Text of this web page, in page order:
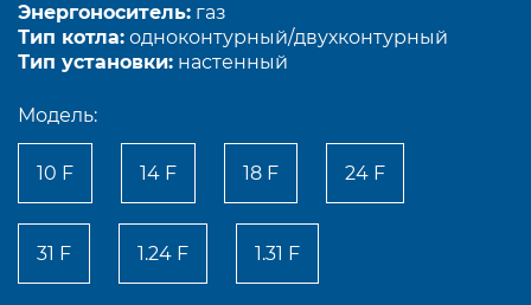
Энергоноситель: газ
Тип котла: одноконтурный/двухконтурный
Тип установки: настенный
Модель:
10 F 14 F 18 F 24 F
31 F 1.24 F 1.31 F